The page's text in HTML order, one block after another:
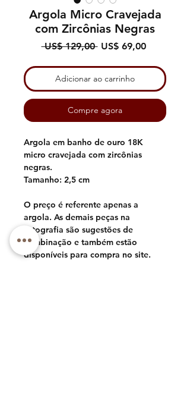
Argola Micro Cravejada
com Zircônias Negras
US$ 129,00 Preço
US$ 69,00Preço
Adicionar ao carrinho
Compre agora
Argola em banho de ouro 18K
micro cravejada com zircônias
negras.
Tamanho: 2,5 cm
O preço é referente apenas a
argola. As demais peças na
fotografia são sugestões de
combinação e também estão
disponíveis para compra no site.